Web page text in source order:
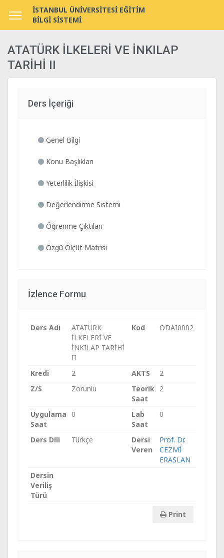
İSTANBUL ÜNİVERSİTESİ EĞİTİM
BİLGİ SİSTEMİ
ATATÜRK İLKELERİ VE İNKILAP
TARİHİ II
Ders İçeriği
Genel Bilgi
Konu Başlıkları
Yeterlilik İlişkisi
Değerlendirme Sistemi
Öğrenme Çıktıları
Özgü Ölçüt Matrisi
İzlence Formu
Ders Adı
ATATÜRK
İLKELERİ VE
İNKILAP TARİHİ
II
Kod ODAI0002
Kredi 2 AKTS
2
Z/S
Zorunlu
Teorik
Saat
2
Uygulama
Saat
0
Lab
Saat
0
Ders Dili Türkçe
Dersi
Veren
Prof. Dr.
CEZMİ
ERASLAN
Dersin
Veriliş
Türü
Print